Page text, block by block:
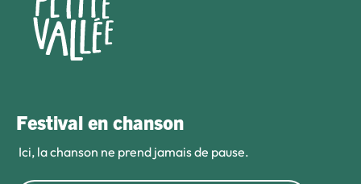
Festival en chanson
Ici, la chanson ne prend jamais de pause.